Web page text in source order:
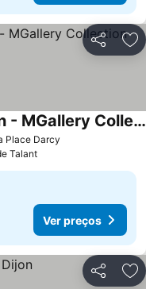
Partilhar
Place Darcy
Grand Hôtel La Cloche Dijon - MGallery Collection
Talant
Ver preços
Partilhar